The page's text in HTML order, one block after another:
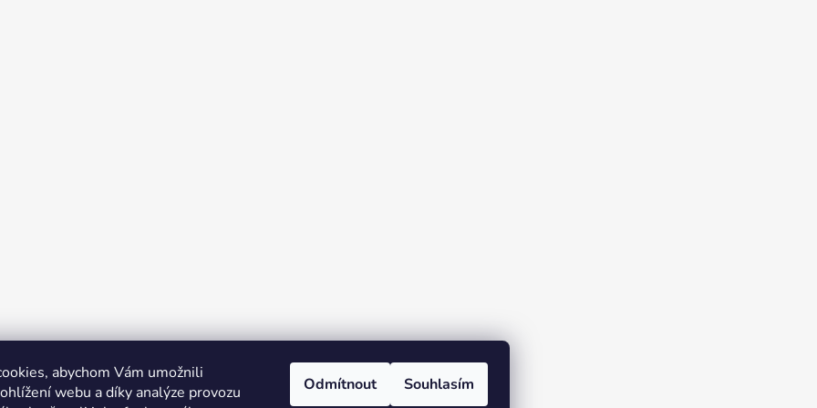
abychom Vám umožnili
webu a díky analýze provozu
Odmítnout Souhlasím